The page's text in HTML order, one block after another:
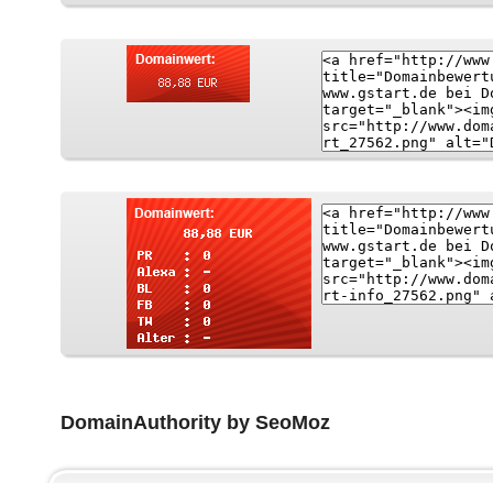
DomainAuthority by SeoMoz